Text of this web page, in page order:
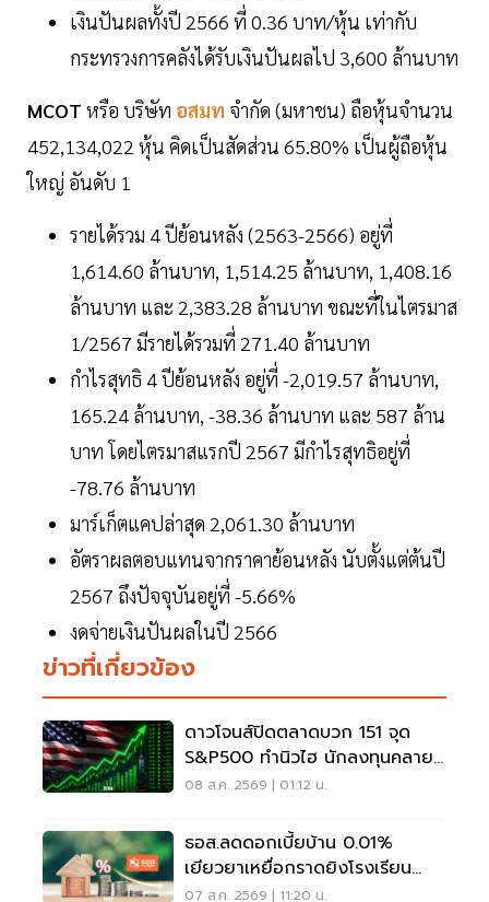
เงินปันผลทั้งปี 2566 ที่ 0.36 บาท/หุ้น เท่ากับ
กระทรวงการคลังได้รับเงินปันผลไป 3,600 ล้านบาท
MCOT หรือ บริษัท อสมท จำกัด (มหาชน) ถือหุ้นจำนวน
452,134,022 หุ้น คิดเป็นสัดส่วน 65.80% เป็นผู้ถือหุ้น
ใหญ่ อันดับ 1
รายได้รวม 4 ปีย้อนหลัง (2563-2566) อยู่ที่
1,614.60 ล้านบาท, 1,514.25 ล้านบาท, 1,408.16
ล้านบาท และ 2,383.28 ล้านบาท ขณะที่ในไตรมาส
1/2567 มีรายได้รวมที่ 271.40 ล้านบาท
กำไรสุทธิ 4 ปีย้อนหลัง อยู่ที่ -2,019.57 ล้านบาท,
165.24 ล้านบาท, -38.36 ล้านบาท และ 587 ล้าน
บาท โดยไตรมาสแรกปี 2567 มีกำไรสุทธิอยู่ที่
-78.76 ล้านบาท
มาร์เก็ตแคปล่าสุด 2,061.30 ล้านบาท
อัตราผลตอบแทนจากราคาย้อนหลัง นับตั้งแต่ต้นปี
2567 ถึงปัจจุบันอยู่ที่ -5.66%
งดจ่ายเงินปันผลในปี 2566
ข่าวที่เกี่ยวข้อง
ดาวโจนส์ปิดตลาดบวก 151 จุด
S&P500 ทำนิวไฮ นักลงทุนคลาย
กังวลเฟดขึ้นดอกเบี้ย
08 ส.ค. 2569 | 01:12 น.
ธอส.ลดดอกเบี้ยบ้าน 0.01%
เยียวยาเหยื่อกราดยิงโรงเรียน
จ.นนทบุรี
07 ส.ค. 2569 | 11:20 น.